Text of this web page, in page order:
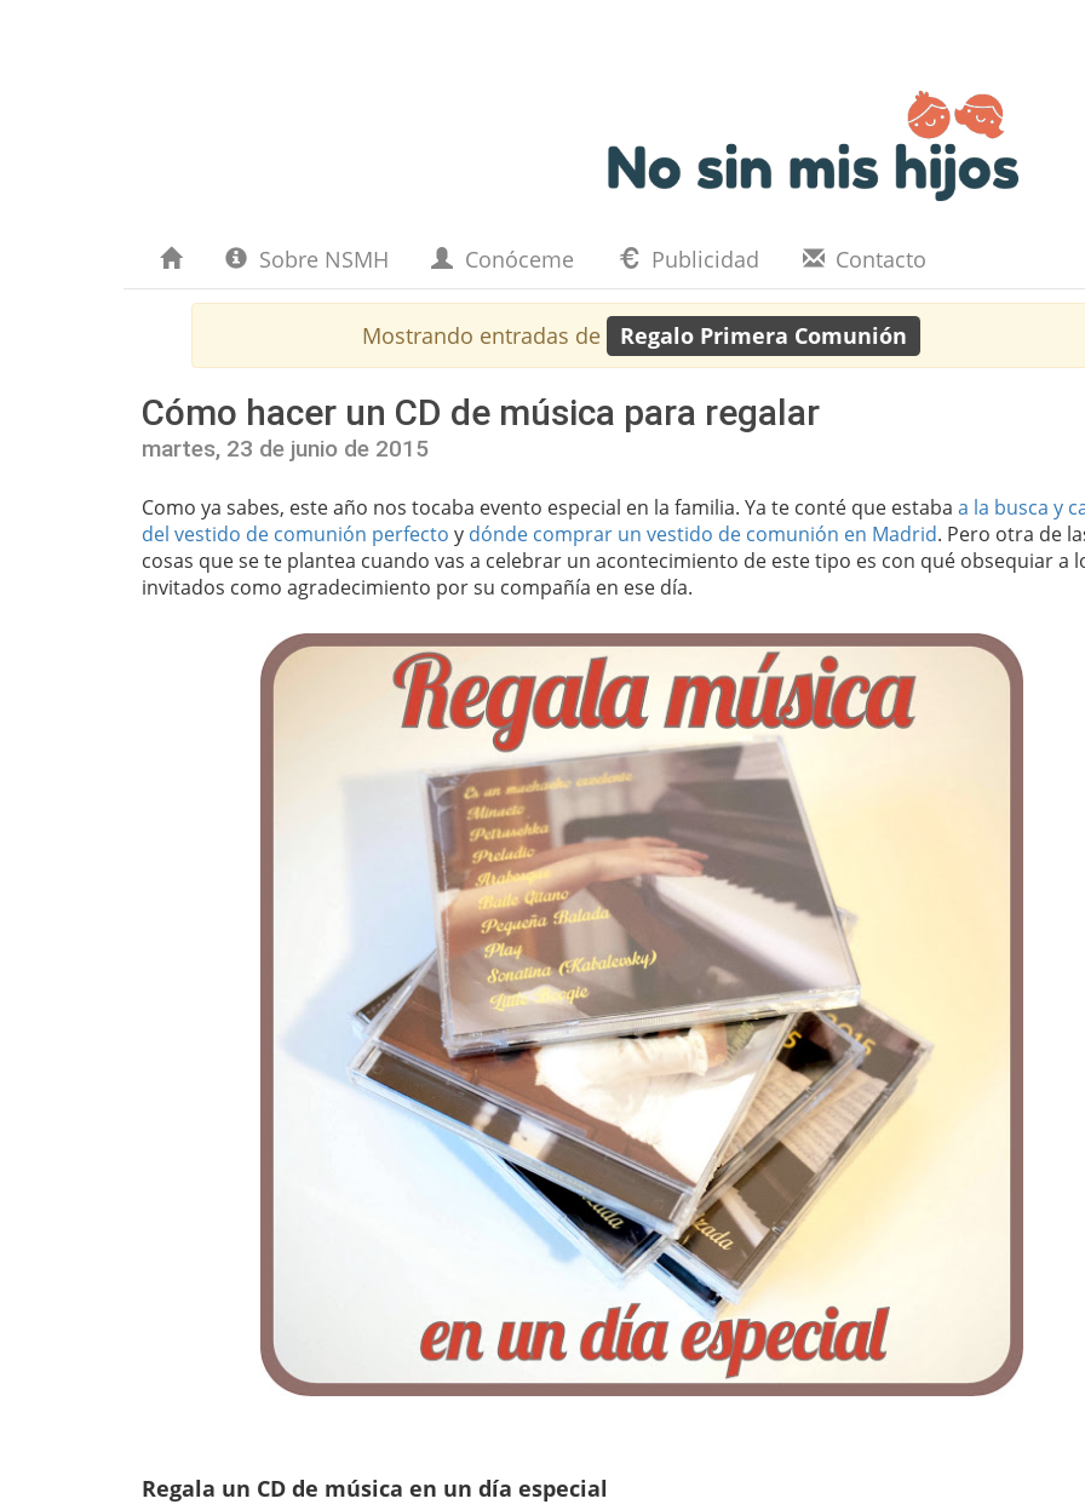
Sobre NSMH Conóceme Publicidad Contacto
Mostrando entradas de Regalo Primera Comunión
Cómo hacer un CD de música para regalar
martes, 23 de junio de 2015
Como ya sabes, este año nos tocaba evento especial en la familia. Ya te conté que estaba a la busca y
del vestido de comunión perfecto y dónde comprar un vestido de comunión en Madrid. Pero otra de
cosas que se te plantea cuando vas a celebrar un acontecimiento de este tipo es con qué obsequiar a
invitados como agradecimiento por su compañía en ese día.
Regala un CD de música en un día especial